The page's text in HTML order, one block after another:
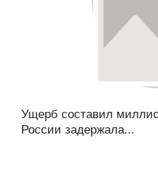
Ущерб составил
России задержала...